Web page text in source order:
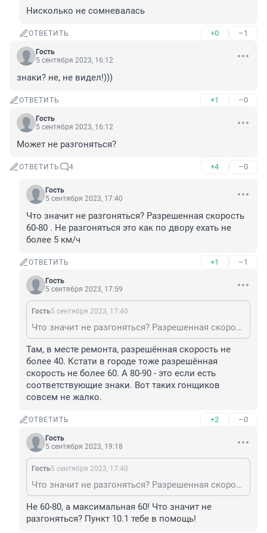
Нисколько не сомневалась
ОТВЕТИТЬ +0 –1
Гость
5 сентября 2023, 16:12
знаки? не, не видел!)))
ОТВЕТИТЬ +1 –0
Гость
5 сентября 2023, 16:12
Может не разгоняться?
ОТВЕТИТЬ 4 +4 –0
Гость
5 сентября 2023, 17:40
Что значит не разгоняться? Разрешенная скорость
60-80 . Не разгоняться это как по двору ехать не
более 5 км/ч
ОТВЕТИТЬ +1 –1
Гость
5 сентября 2023, 17:59
Гость5 сентября 2023, 17:40
Что значит не разгоняться? Разрешенная скорость 60-80 . Не разгоняться это как по двору ехать не более 5 км/ч
Там, в месте ремонта, разрешённая скорость не
более 40. Кстати в городе тоже разрешённая
скорость не более 60. А 80-90 - это если есть
соответствующие знаки. Вот таких гонщиков
совсем не жалко.
ОТВЕТИТЬ +2 –0
Гость
5 сентября 2023, 19:18
Гость5 сентября 2023, 17:40
Что значит не разгоняться? Разрешенная скорость 60-80 . Не разгоняться это как по двору ехать не более 5 км/ч
Не 60-80, а максимальная 60! Что значит не
разгоняться? Пункт 10.1 тебе в помощь!